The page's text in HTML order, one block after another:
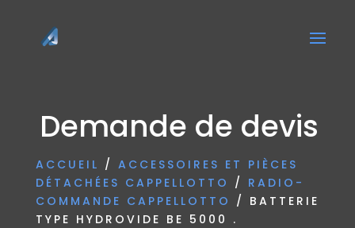
Demande de devis
ACCUEIL / ACCESSOIRES ET PIÈCES
DÉTACHÉES CAPPELLOTTO / RADIO-
COMMANDE CAPPELLOTTO / BATTERIE
TYPE HYDROVIDE BE 5000 .